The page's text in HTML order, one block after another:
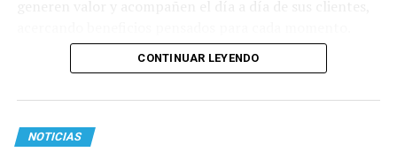
CONTINUAR LEYENDO
NOTICIAS